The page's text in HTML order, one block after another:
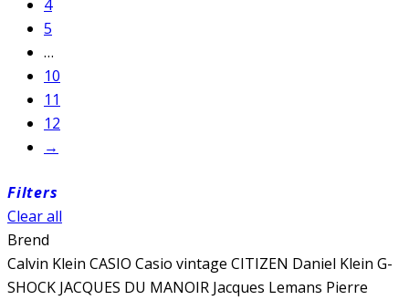
4
5
…
10
11
12
→
Filters
Clear all
Brend
Calvin Klein CASIO Casio vintage CITIZEN Daniel Klein G-
SHOCK JACQUES DU MANOIR Jacques Lemans Pierre